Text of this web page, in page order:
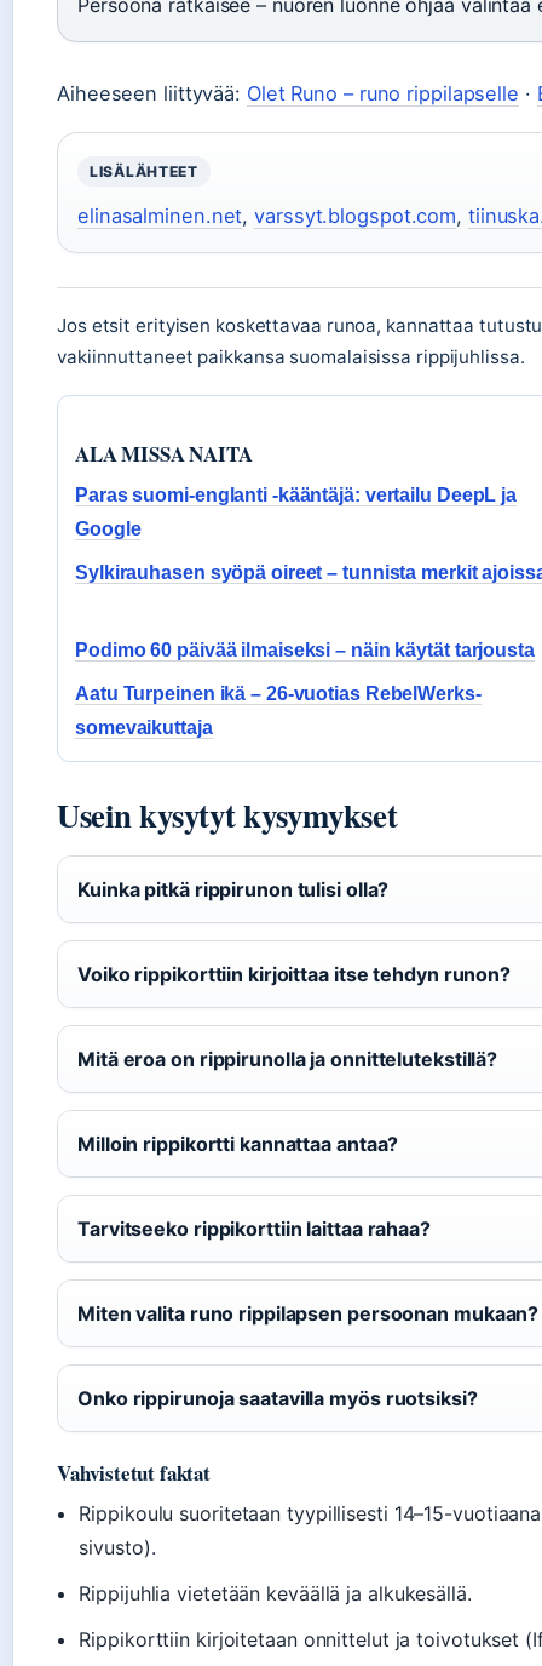
Persoona ratkaisee – nuoren luonne ohjaa
Aiheeseen liittyvää: Olet Runo – runo rippilapselle ·
LISÄLÄHTEET
elinasalminen.net,varssyt.blogspot.com,
Jos etsit erityisen koskettavaa runoa, kannattaa
vakiinnuttaneet paikkansa suomalaisissa rippijuhlissa.
ALA MISSA NAITA
Paras suomi-englanti -kääntäjä: vertailu DeepL ja
Google
Sylkirauhasen syöpä oireet – tunnista merkit
Podimo 60 päivää ilmaiseksi – näin käytät tarjousta
Aatu Turpeinen ikä – 26-vuotias RebelWerks-
somevaikuttaja
Usein kysytyt kysymykset
Kuinka pitkä rippirunon tulisi olla?
Voiko rippikorttiin kirjoittaa itse tehdyn runon?
Mitä eroa on rippirunolla ja onnittelutekstillä?
Milloin rippikortti kannattaa antaa?
Tarvitseeko rippikorttiin laittaa rahaa?
Miten valita runo rippilapsen persoonan mukaan?
Onko rippirunoja saatavilla myös ruotsiksi?
Vahvistetut faktat
Rippikoulu suoritetaan tyypillisesti 14–15-
sivusto).
Rippijuhlia vietetään keväällä ja alkukesällä.
Rippikorttiin kirjoitetaan onnittelut ja toivotukset